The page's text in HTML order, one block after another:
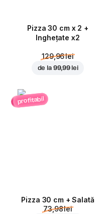
Pizza 30 cm x 2 +
Inghețate x2
129,96 lei
de la 99,99 lei
profitabil
Pizza 30 cm + Salată
73,98 lei